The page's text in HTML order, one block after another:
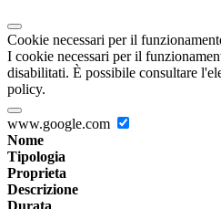
Cookie necessari per il
I cookie necessari per il
disabilitati. È possibile consultare
policy.
www.google.com
Nome
Tipologia
Proprieta
Descrizione
Durata